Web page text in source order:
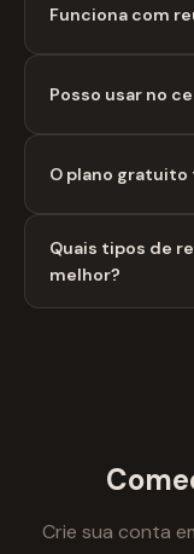
Funciona com
Posso usar no
O plano
Quais tipos de
melhor?
Crie sua conta